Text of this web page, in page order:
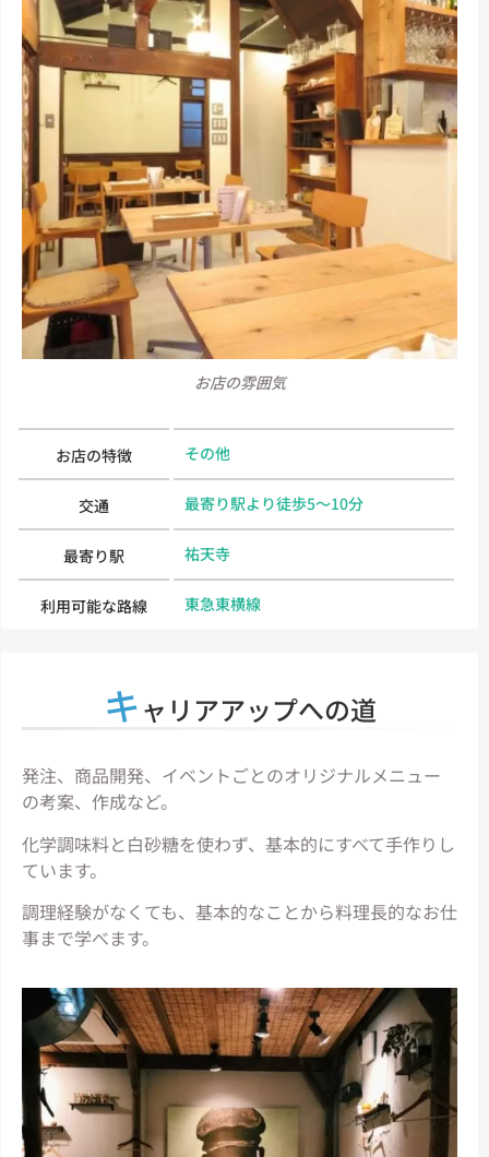
お店の雰囲気
お店の特徴 その他
交通 最寄り駅より徒歩5～10分
最寄り駅 祐天寺
利用可能な路線 東急東横線
キャリアアップへの道
発注、商品開発、イベントごとのオリジナルメニュー
の考案、作成など。
化学調味料と白砂糖を使わず、基本的にすべて手作りし
ています。
調理経験がなくても、基本的なことから料理長的なお仕
事まで学べます。